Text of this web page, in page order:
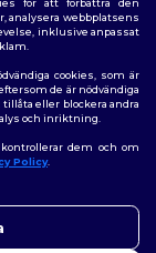
analysera webbplatsens
inklusive anpassat
cookies, som är
de är nödvändiga
eller blockera andra
och inriktning.
dem och om
Policy.
kontakta